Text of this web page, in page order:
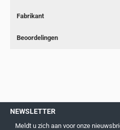
Fabrikant
Beoordelingen
NEWSLETTER
Meldt u zich aan voor onze